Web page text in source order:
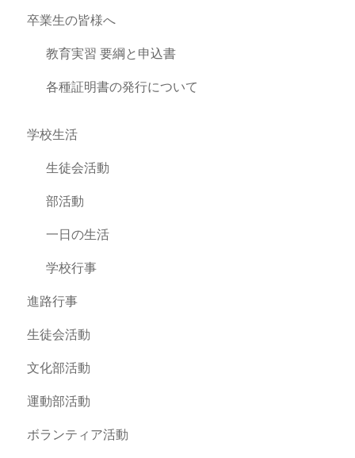
卒業生の皆様へ
教育実習 要綱と申込書
各種証明書の発行について
学校生活
生徒会活動
部活動
一日の生活
学校行事
進路行事
生徒会活動
文化部活動
運動部活動
ボランティア活動